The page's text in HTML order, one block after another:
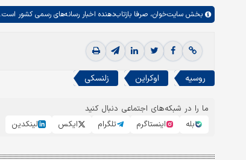
بخش سایت‌خوان، صرفا بازتاب‌دهنده اخبار رسانه‌های رسمی کشور است.
روسیه اوکراین زلنسکی
ما را در شبکه‌های اجتماعی دنبال کنید
بله
اینستاگرم تلگرام ایکس لینکدین